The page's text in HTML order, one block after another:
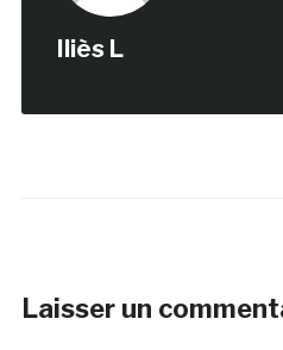
Iliès L
Laisser un